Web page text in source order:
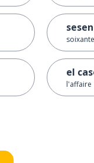
soixante
el
l'affaire